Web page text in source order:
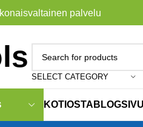
palvelu
SELECT CATEGORY
KOTI OSTA BLOG